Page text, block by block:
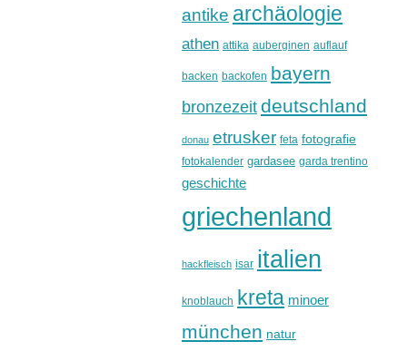
antike archäologie
athen attika auberginen auflauf
backen backofen bayern
bronzezeit deutschland
donau etrusker feta fotografie
fotokalender gardasee garda trentino
geschichte
griechenland
hackfleisch isar italien
knoblauch kreta minoer
münchen natur